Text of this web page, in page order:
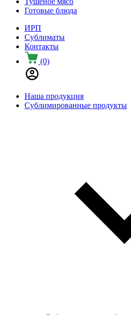
Готовые блюда
ИРП
Сублиматы
Контакты
(0)
Наша продукция
Сублимированные продукты